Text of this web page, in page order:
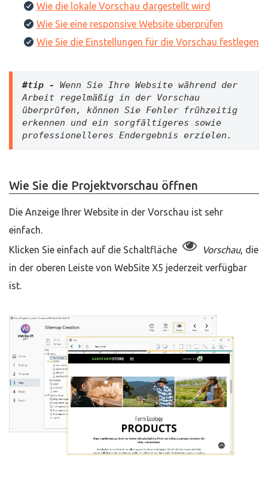
Wie die lokale Vorschau dargestellt wird
Wie Sie eine responsive Website überprüfen
Wie Sie die Einstellungen für die Vorschau festlegen
#tip -
Wenn Sie Ihre Website während der
Arbeit regelmäßig in der Vorschau
überprüfen, können Sie Fehler frühzeitig
erkennen und ein sorgfältigeres sowie
professionelleres Endergebnis erzielen.
Wie Sie die Projektvorschau öffnen
Die Anzeige Ihrer Website in der Vorschau ist sehr
einfach.
Klicken Sie einfach auf die Schaltfläche
Vorschau, die
in der oberen Leiste von WebSite X5 jederzeit verfügbar
ist.